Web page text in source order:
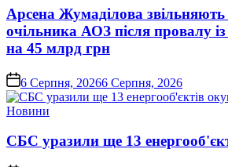
Арсена Жумаділова звільняють
очільника АОЗ після провалу
на 45 млрд грн
on6 Серпня, 20266 Серпня, 2026
Опублікувати
Новини
СБС уразили ще 13